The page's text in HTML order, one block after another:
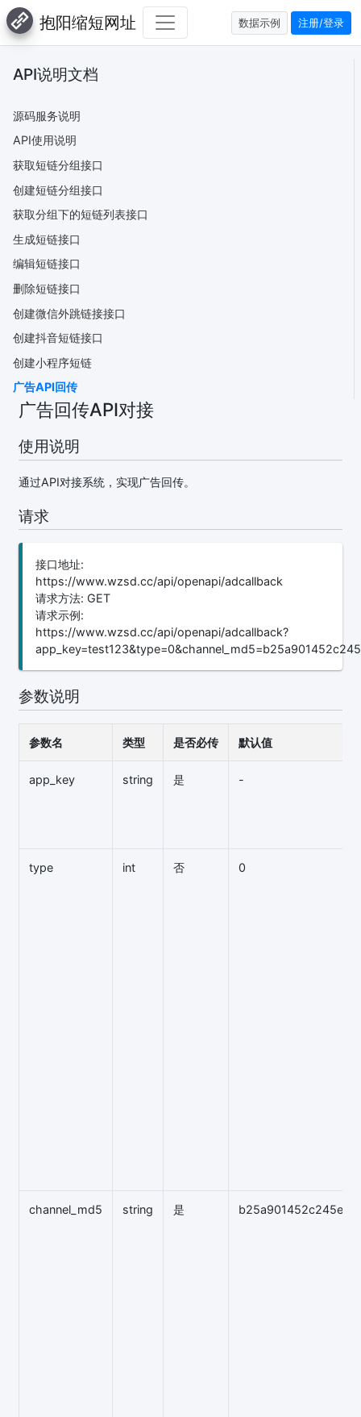
抱阳缩短网址 数据示例 注册/登录
API说明文档
源码服务说明
API使用说明
获取短链分组接口
创建短链分组接口
获取分组下的短链列表接口
生成短链接口
编辑短链接口
删除短链接口
创建微信外跳链接接口
创建抖音短链接口
创建小程序短链
广告API回传
广告回传API对接
使用说明
通过API对接系统，实现广告回传。
请求
接口地址:
https://www.wzsd.cc/api/openapi/adcallback
请求方法: GET
请求示例:
https://www.wzsd.cc/api/openapi/adcallback?
参数说明
参数名 类型 是否必传 默认值
app_key string 是 -
type int 否 0
channel_md5 string 是